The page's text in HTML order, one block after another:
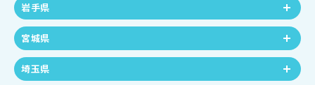
岩手県
宮城県
埼玉県